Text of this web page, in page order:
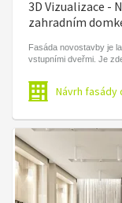
3D Vizualizace -
zahradním
Fasáda novostavby je
vstupními dveřmi. Je
Návrh fasády